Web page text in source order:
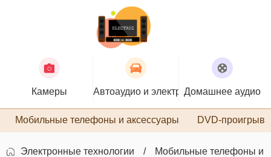
Камеры Автоаудио и электроникаДомашнее аудио
Мобильные телефоны и аксессуары DVD-
Электронные технологии Мобильные телефоны и